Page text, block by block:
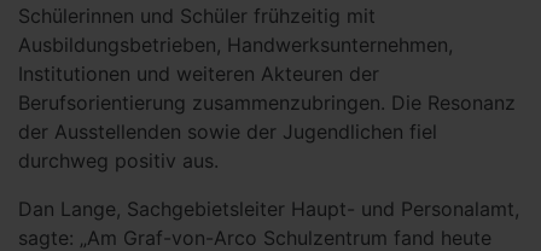
Schülerinnen und Schüler frühzeitig mit
Ausbildungsbetrieben, Handwerksunternehmen,
Institutionen und weiteren Akteuren der
Berufsorientierung zusammenzubringen. Die Resonanz
der Ausstellenden sowie der Jugendlichen fiel
durchweg positiv aus.
Dan Lange, Sachgebietsleiter Haupt- und Personalamt,
sagte: „Am Graf-von-Arco Schulzentrum fand heute